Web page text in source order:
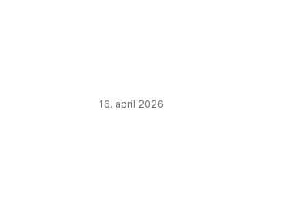
16. april 2026